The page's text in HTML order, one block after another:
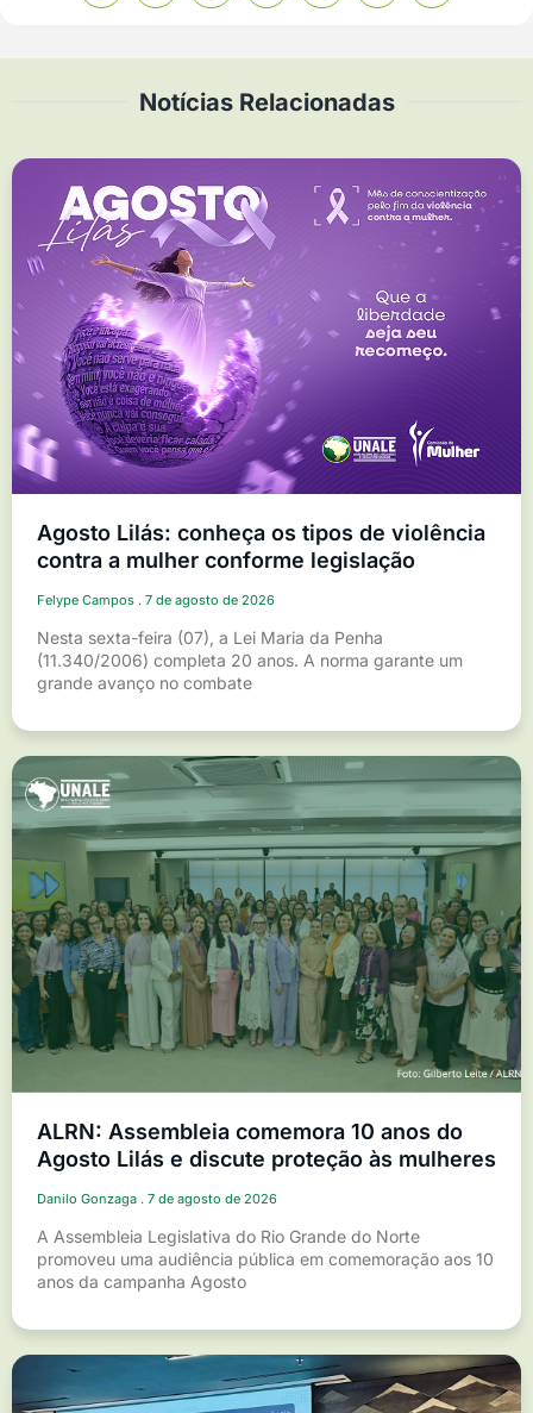
Notícias Relacionadas
Agosto Lilás: conheça os tipos de violência
contra a mulher conforme legislação
Felype Campos 7 de agosto de 2026
Nesta sexta-feira (07), a Lei Maria da Penha
(11.340/2006) completa 20 anos. A norma garante um
grande avanço no combate
ALRN: Assembleia comemora 10 anos do
Agosto Lilás e discute proteção às mulheres
Danilo Gonzaga 7 de agosto de 2026
A Assembleia Legislativa do Rio Grande do Norte
promoveu uma audiência pública em comemoração aos 10
anos da campanha Agosto